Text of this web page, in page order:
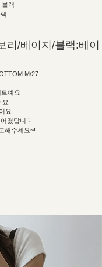
블랙
리/베이지/블랙:베이
M/27
예요
요
요
졌답니다
해주세요~!